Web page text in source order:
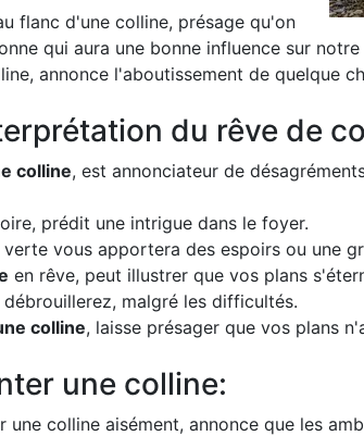
flanc d'une colline, présage qu'on
qui aura une bonne influence sur
annonce l'aboutissement de quelque
du rêve de
colline, est annonciateur de
prédit une intrigue dans le foyer.
vous apportera des espoirs ou une
en rêve, peut illustrer que vos plans
malgré les difficultés.
colline, laisse présager que vos plans
une colline:
une colline aisément, annonce que les